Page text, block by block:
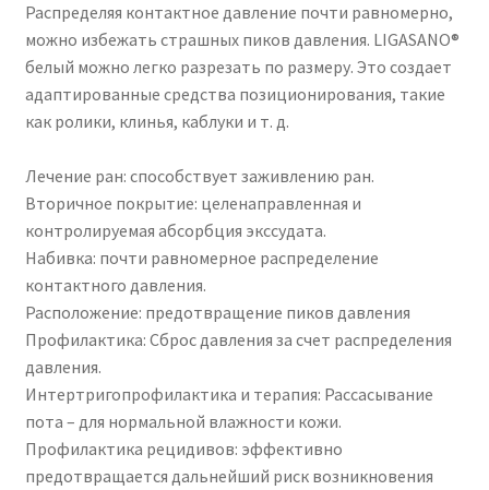
Распределяя контактное давление почти равномерно,
можно избежать страшных пиков давления. LIGASANO®
белый можно легко разрезать по размеру. Это создает
адаптированные средства позиционирования, такие
как ролики, клинья, каблуки и т. д.
Лечение ран: способствует заживлению ран.
Вторичное покрытие: целенаправленная и
контролируемая абсорбция экссудата.
Набивка: почти равномерное распределение
контактного давления.
Расположение: предотвращение пиков давления
Профилактика: Сброс давления за счет распределения
давления.
Интертригопрофилактика и терапия: Рассасывание
пота – для нормальной влажности кожи.
Профилактика рецидивов: эффективно
предотвращается дальнейший риск возникновения